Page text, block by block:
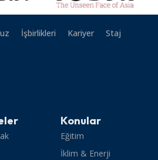
İşbirlikleri Kariyer
Staj
Konular
Eğitim
İklim & Enerji